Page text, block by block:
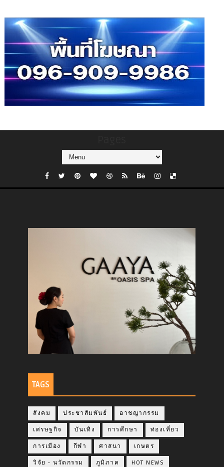
TAGS
สังคม ประชาสัมพันธ์ อาชญากรรม
เศรษฐกิจ บันเทิง การศึกษา ท่องเที่ยว
การเมือง กีฬา ศาสนา เกษตร
วิจัย - นวัตกรรม ภูมิภาค HOT NEWS